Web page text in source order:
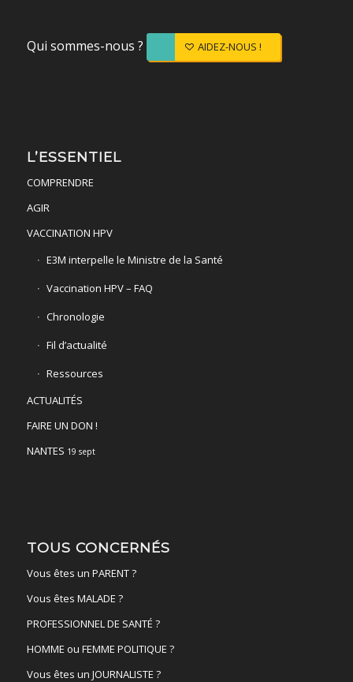
Qui sommes-nous ? AIDEZ-NOUS !
L’ESSENTIEL
COMPRENDRE
AGIR
VACCINATION HPV
E3M interpelle le Ministre de la Santé
Vaccination HPV – FAQ
Chronologie
Fil d’actualité
Ressources
ACTUALITÉS
FAIRE UN DON !
NANTES 19 sept
TOUS CONCERNÉS
Vous êtes un PARENT ?
Vous êtes MALADE ?
PROFESSIONNEL DE SANTÉ ?
HOMME ou FEMME POLITIQUE ?
Vous êtes un JOURNALISTE ?